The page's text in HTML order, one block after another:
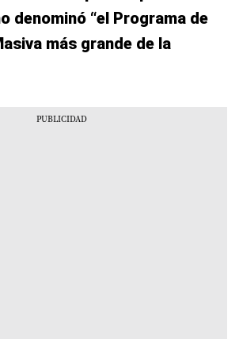
denominó “el Programa de
más grande de la